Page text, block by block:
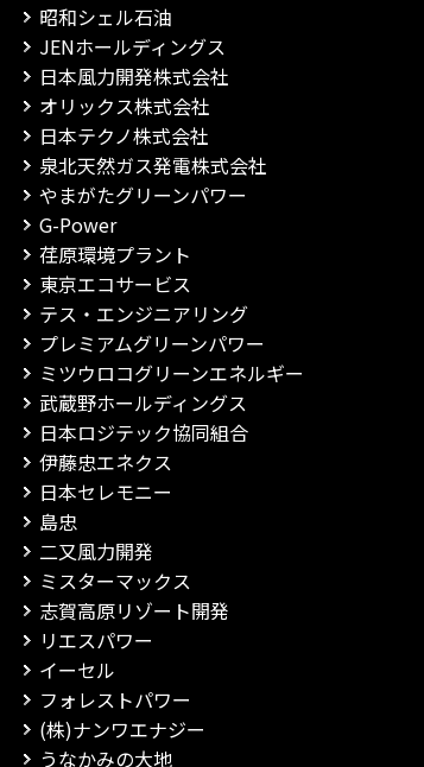
昭和シェル石油
JENホールディングス
日本風力開発株式会社
オリックス株式会社
日本テクノ株式会社
泉北天然ガス発電株式会社
やまがたグリーンパワー
G-Power
荏原環境プラント
東京エコサービス
テス・エンジニアリング
プレミアムグリーンパワー
ミツウロコグリーンエネルギー
武蔵野ホールディングス
日本ロジテック協同組合
伊藤忠エネクス
日本セレモニー
島忠
二又風力開発
ミスターマックス
志賀高原リゾート開発
リエスパワー
イーセル
フォレストパワー
(株)ナンワエナジー
うなかみの大地